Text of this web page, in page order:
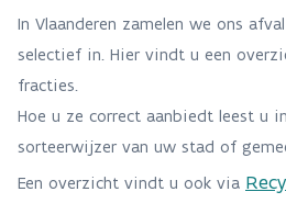
In Vlaanderen zamelen we ons
selectief in. Hier vindt u een
fracties.
Hoe u ze correct aanbiedt leest u
sorteerwijzer van uw stad of
Een overzicht vindt u ook via